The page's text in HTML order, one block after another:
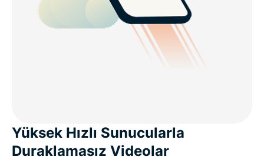
Yüksek Hızlı Sunucularla
Duraklamasız Videolar